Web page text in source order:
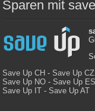
Sparen mit
Save Up CH -Save Up CZ
Save Up NO -Save Up ES
Save Up IT -Save Up AT